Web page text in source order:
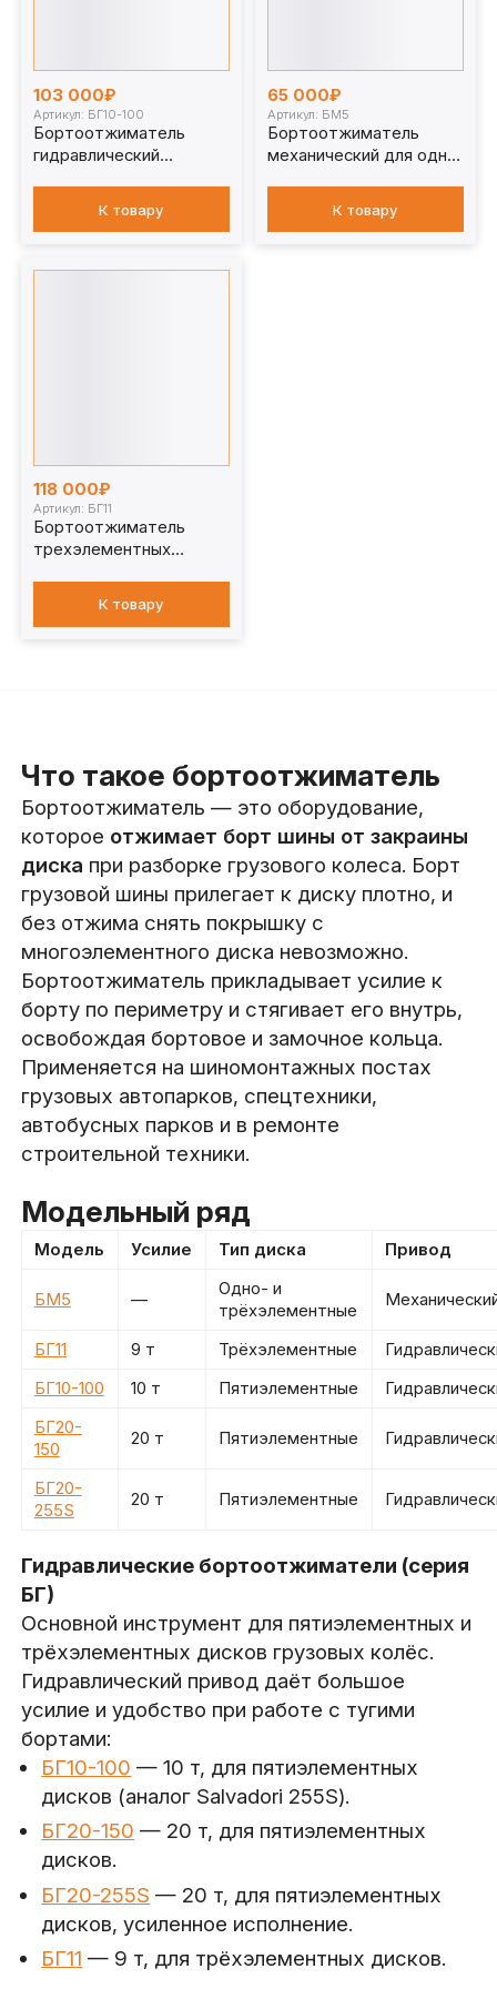
103 000₽
Артикул: БГ10-100
Бортоотжиматель
гидравлический
(аналог Salvadori 255S)
К товару
65 000₽
Артикул: БМ5
Бортоотжиматель
механический для одно
К товару
118 000₽
Артикул: БГ11
Бортоотжиматель
трехэлементных
К товару
Что такое бортоотжиматель
Бортоотжиматель — это оборудование,
которое отжимает борт шины от закраины
диска при разборке грузового колеса. Борт
грузовой шины прилегает к диску плотно, и
без отжима снять покрышку с
многоэлементного диска невозможно.
Бортоотжиматель прикладывает усилие к
борту по периметру и стягивает его внутрь,
освобождая бортовое и замочное кольца.
Применяется на шиномонтажных постах
грузовых автопарков, спецтехники,
автобусных парков и в ремонте
строительной техники.
Модельный ряд
Модель Усилие Тип диска Привод
БМ5 —
Одно- и
трёхэлементные
БГ11 9 т Трёхэлементные
БГ10-100
10 т Пятиэлементные
БГ20-
150
20 т Пятиэлементные
БГ20-
255S
20 т Пятиэлементные
Гидравлические бортоотжиматели (серия
БГ)
Основной инструмент для пятиэлементных и
трёхэлементных дисков грузовых колёс.
Гидравлический привод даёт большое
усилие и удобство при работе с тугими
бортами:
БГ10-100 — 10 т, для пятиэлементных
дисков (аналог Salvadori 255S).
БГ20-150 — 20 т, для пятиэлементных
дисков.
БГ20-255S — 20 т, для пятиэлементных
дисков, усиленное исполнение.
БГ11 — 9 т, для трёхэлементных дисков.